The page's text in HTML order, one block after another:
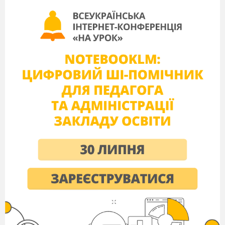
пройшов через електроліт певної відомої концентрації і
порівняти з величиною струму, що пройшов через сік
овочів і фруктів, можливо, можна буде судити про
концентрацію нітратів у сільгосппродукції.
азотні добрива, які будучи нітратами, є проміжною
ланкою в утворенні нітритів, токсичних речовин для
людини і тварин. І мета роботи - виміряти вміст нітратів
в овочах і фруктах, використовуючи закон Ома для
Ця мета передбачає наступні завдання:
1) вивчити роль нітратів у житті рослин і визначити їх
вплив на здоров’я людини;
2) розглянути принцип електролітичної дисоціації
розчинів даних солей та їх електропровідність в
залежності від концентрації;
3) провести вимірювання сили струму, що пройшов
величиною струму, що пройшов через сік овочів та
4) проаналізувати отримані результати і припустити
використання даного методу вимірювання на практиці.
Роль сполук азоту в житті рослин